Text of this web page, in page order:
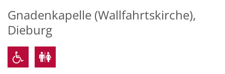
Gnadenkapelle (Wallfahrtskirche),
Dieburg